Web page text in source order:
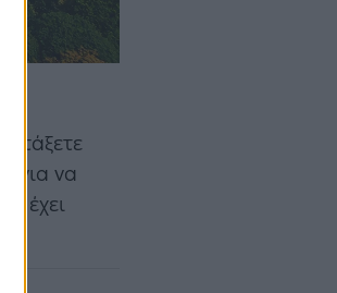
για να
έχει